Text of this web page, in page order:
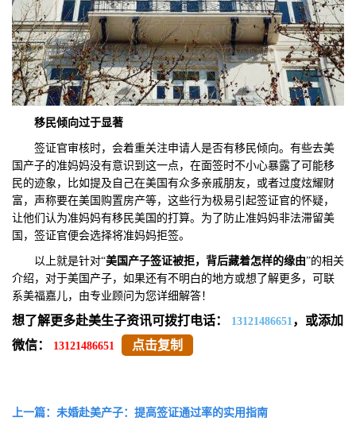
移民倾向过于显著
签证官审核时，会着重关注申请人是否有移民倾向。有些去美
国产子的准妈妈没有意识到这一点，在面签时不小心暴露了可能移
民的迹象，比如提及自己在美国有众多亲戚朋友，或者过度炫耀财
富，声称要在美国购置房产等，这些行为极易引起签证官的怀疑，
让他们认为准妈妈有移民美国的打算。为了防止准妈妈非法滞留美
国，签证官便会选择将准妈妈拒签。
以上就是针对“美国产子签证被拒，背后藏着怎样的缘由”的相关
介绍，对于美国产子，如果还有不明白的地方或想了解更多，可联
系美福嘉儿，由专业顾问为您详细解答！
想了解更多赴美生子资讯可拨打电话： 13121486651 ，或添加
微信：
13121486651 点击复制
上一篇：未婚赴美产子：提高签证通过率的实用指南